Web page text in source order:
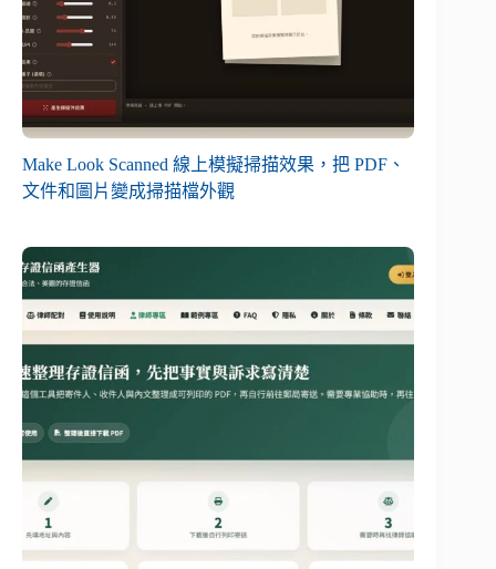
Make Look Scanned 線上模擬掃描效果，把 PDF、
文件和圖片變成掃描檔外觀